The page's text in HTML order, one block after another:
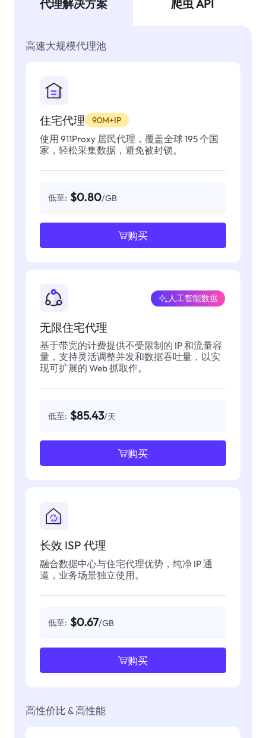
代理解决方案 爬虫 API
高速大规模代理池
住宅代理 90M+IP
使用 911Proxy 居民代理，覆盖全球 195 个国
家，轻松采集数据，避免被封锁。
低至: $0.80/GB
购买
无限住宅代理
人工智能数据
基于带宽的计费提供不受限制的 IP 和流量容
量，支持灵活调整并发和数据吞吐量，以实
现可扩展的 Web 抓取作。
低至: $85.43/天
购买
长效 ISP 代理
融合数据中心与住宅代理优势，纯净 IP 通
道，业务场景独立使用。
低至: $0.67/GB
购买
高性价比 & 高性能